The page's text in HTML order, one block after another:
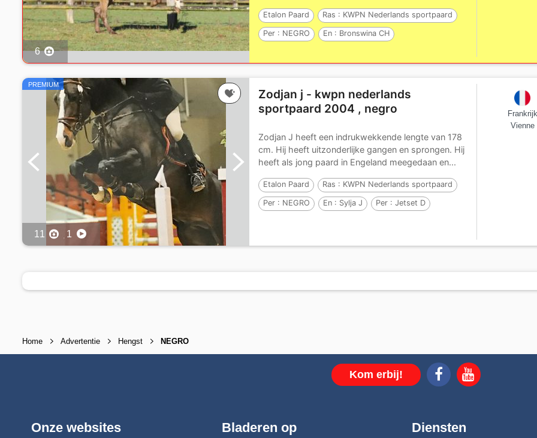
6
Etalon Paard Ras : KWPN Nederlands sportpaard
Per : NEGRO En : Bronswina CH
PREMIUM
11 1
Zodjan j - kwpn nederlands
sportpaard 2004 , negro
Zodjan J heeft een indrukwekkende lengte van 178
cm. Hij heeft uitzonderlijke gangen en sprongen. Hij
heeft als jong paard in Engeland meegedaan en...
Etalon Paard Ras : KWPN Nederlands sportpaard
Per : NEGRO En : Sylja J Per :Jetset D
Frankrijk
Vienne
Home Advertentie Hengst NEGRO
Kom erbij!
Onze websites Bladeren op Diensten